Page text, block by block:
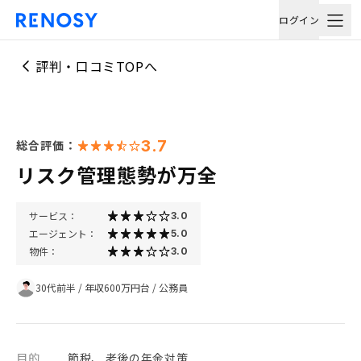
ログイン
評判・口コミTOPへ
総合評価： 3.7
リスク管理態勢が万全
サービス： 3.0
エージェント： 5.0
物件： 3.0
30代前半 / 年収600万円台 /公務員
目的 節税、 老後の年金対策